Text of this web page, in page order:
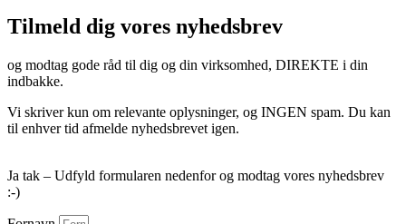
Tilmeld dig vores nyhedsbrev
og modtag gode råd til dig og din virksomhed, DIREKTE i din
indbakke.
Vi skriver kun om relevante oplysninger, og INGEN spam. Du kan
til enhver tid afmelde nyhedsbrevet igen.
Ja tak – Udfyld formularen nedenfor og modtag vores nyhedsbrev
:-)